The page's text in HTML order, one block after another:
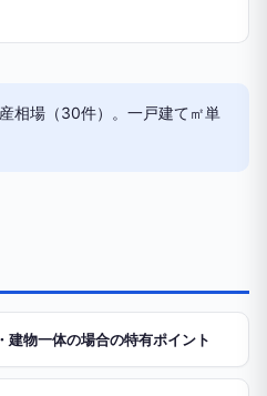
相場（30件）。一戸建て㎡単
物一体の場合の特有ポイント